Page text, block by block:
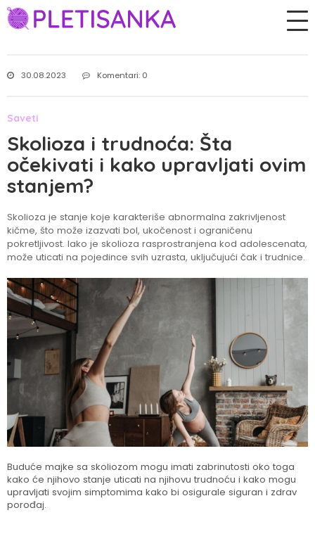
30.08.2023 Komentari: 0
Saveti
Skolioza i trudnoća: Šta
očekivati i kako upravljati ovim
stanjem?
Skolioza je stanje koje karakteriše abnormalna zakrivljenost
kičme, što može izazvati bol, ukočenost i ograničenu
pokretljivost. Iako je skolioza rasprostranjena kod adolescenata,
može uticati na pojedince svih uzrasta, uključujući čak i trudnice.
Buduće majke sa skoliozom mogu imati zabrinutosti oko toga
kako će njihovo stanje uticati na njihovu trudnoću i kako mogu
upravljati svojim simptomima kako bi osigurale siguran i zdrav
porođaj.